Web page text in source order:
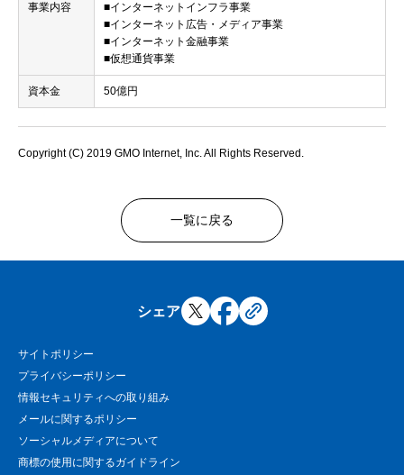
事業内容
■インターネットインフラ事業
■インターネット広告・メディア事業
■インターネット金融事業
■仮想通貨事業
資本金 50億円
Copyright (C) 2019 GMO Internet, Inc. All Rights Reserved.
一覧に戻る
シェア
サイトポリシー
プライバシーポリシー
情報セキュリティへの取り組み
メールに関するポリシー
ソーシャルメディアについて
商標の使用に関するガイドライン